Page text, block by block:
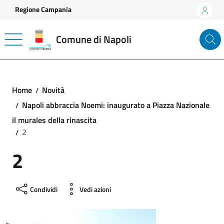
Vai ai contenuti
Vai al footer
Regione Campania
Comune di Napoli
Home
Novità
Napoli abbraccia Noemi: inaugurato a Piazza Nazionale
il murales della rinascita
2
2
Condividi Vedi azioni